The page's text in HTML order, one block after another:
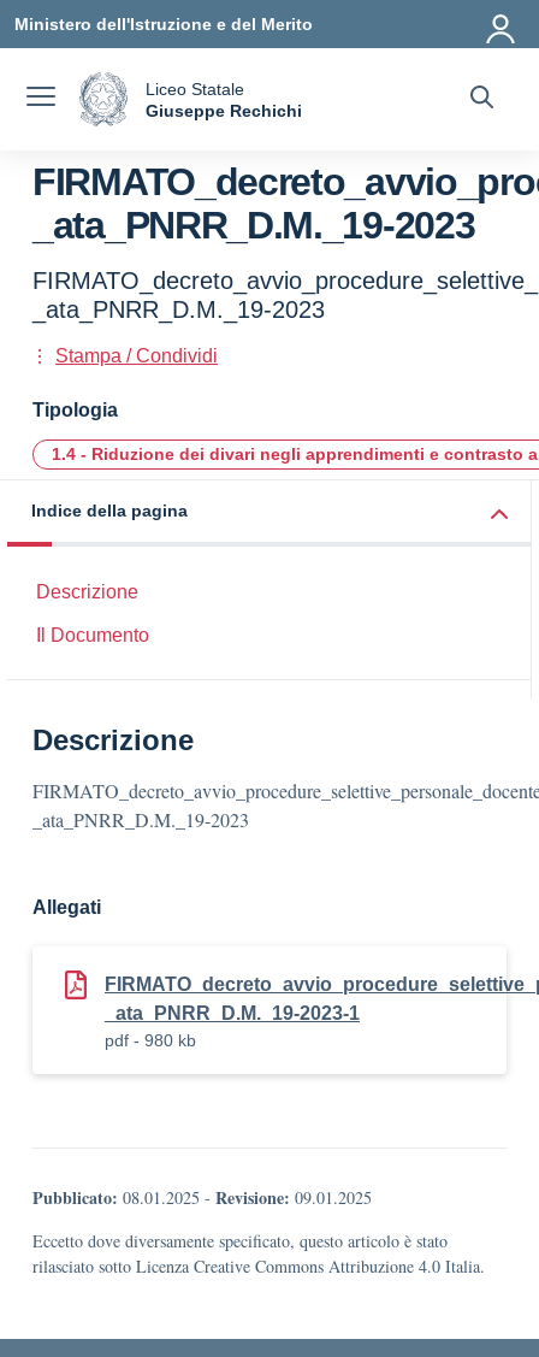
Ministero dell'Istruzione e del Merito
Liceo Statale
Giuseppe Rechichi
_ata_PNRR_D.M._19-2023
_ata_PNRR_D.M._19-2023
Stampa / Condividi
Tipologia
1.4 - Riduzione dei divari negli apprendimenti e contrasto
Indice della pagina
Descrizione
Il Documento
Descrizione
_ata_PNRR_D.M._19-2023
Allegati
_ata_PNRR_D.M._19-2023-1
pdf - 980 kb
Pubblicato: 08.01.2025 - Revisione: 09.01.2025
Eccetto dove diversamente specificato, questo articolo è stato
rilasciato sotto Licenza Creative Commons Attribuzione 4.0 Italia.